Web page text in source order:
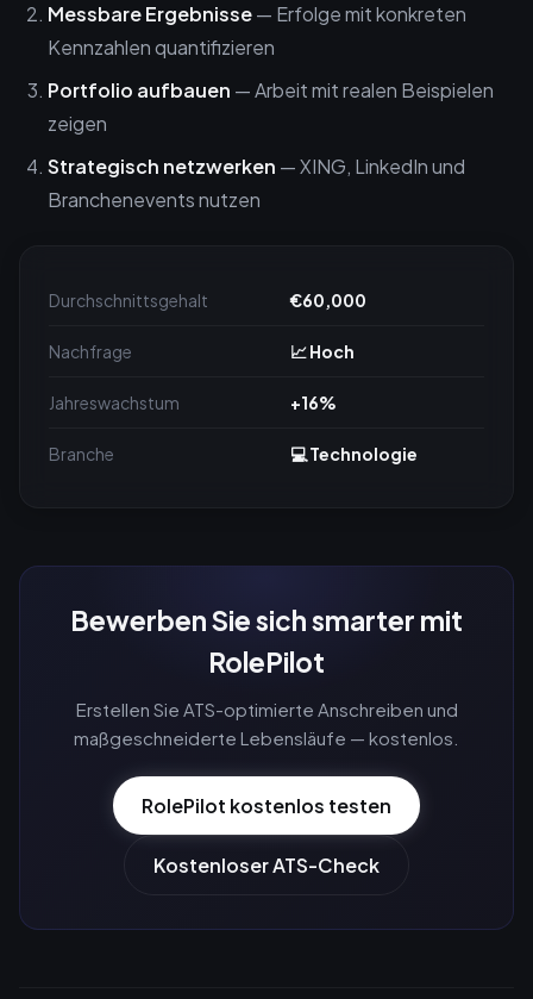
Messbare Ergebnisse— Erfolge mit konkreten
Kennzahlen quantifizieren
Portfolio aufbauen — Arbeit mit realen Beispielen
zeigen
Strategisch netzwerken — XING, LinkedIn und
Branchenevents nutzen
Durchschnittsgehalt €60,000
Nachfrage 📈 Hoch
Jahreswachstum +16%
Branche 💻 Technologie
Bewerben Sie sich smarter mit
RolePilot
Erstellen Sie ATS-optimierte Anschreiben und
maßgeschneiderte Lebensläufe — kostenlos.
RolePilot kostenlos testen
Kostenloser ATS-Check